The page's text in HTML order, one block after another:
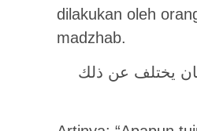
dilakukan oleh
madzhab.
يختلف عن ذلك